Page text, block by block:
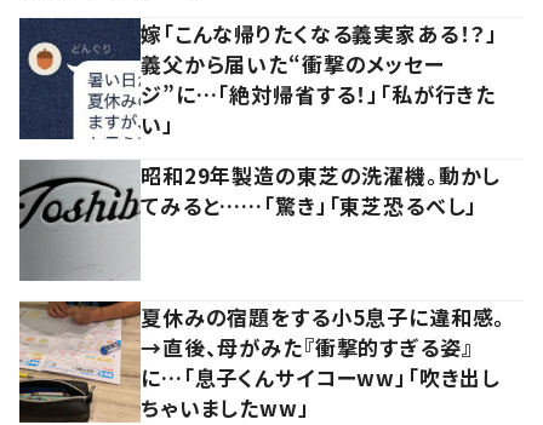
嫁「こんな帰りたくなる義実家ある！？」
義父から届いた“衝撃のメッセー
ジ”に…「絶対帰省する！」「私が行きた
い」
昭和29年製造の東芝の洗濯機。動かし
てみると……「驚き」「東芝恐るべし」
夏休みの宿題をする小5息子に違和感。
→直後、母がみた『衝撃的すぎる姿』
に…「息子くんサイコーww」「吹き出し
ちゃいましたww」